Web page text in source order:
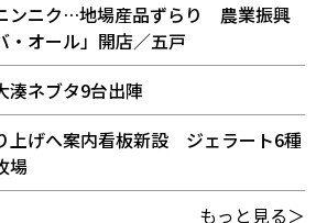
ンニク…地場産品ずらり 農業振興
・オール」開店／五戸
ネブタ9台出陣
上げへ案内看板新設 ジェラート6種
場
もっと見る＞